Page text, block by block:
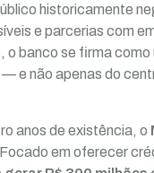
historicamente
e parcerias com
o banco se firma
e não apenas do
anos de existência, o
em oferecer